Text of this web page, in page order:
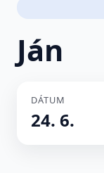
Ján
DÁTUM
24. 6.